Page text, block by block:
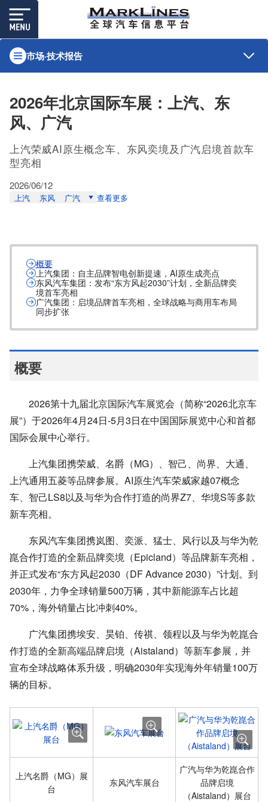
市场·技术报告
2026年北京国际车展：上汽、东
风、广汽
上汽荣威AI原生概念车、东风奕境及广汽启境首款车
型亮相
2026/06/12
上汽 东风 广汽 查看更多
概要
上汽集团：自主品牌智电创新提速，AI原生成亮点
东风汽车集团：发布“东方风起2030”计划，全新品牌奕
境首车亮相
广汽集团：启境品牌首车亮相，全球战略与商用车布局
同步扩张
概要
2026第十九届北京国际汽车展览会（简称“2026北京车
展”）于2026年4月24日-5月3日在中国国际展览中心和首都
国际会展中心举行。
上汽集团携荣威、名爵（MG）、智己、尚界、大通、
上汽通用五菱等品牌参展。AI原生汽车荣威家越07概念
车、智己LS8以及与华为合作打造的尚界Z7、华境S等多款
新车亮相。
东风汽车集团携岚图、奕派、猛士、风行以及与华为乾
崑合作打造的全新品牌奕境（Epicland）等品牌新车亮相，
并正式发布“东方风起2030（DF Advance 2030）”计划。到
2030年，力争全球销量500万辆，其中新能源车占比超
70%，海外销量占比冲刺40%。
广汽集团携埃安、昊铂、传祺、领程以及与华为乾崑合
作打造的全新高端品牌启境（Aistaland）等新车参展，并
宣布全球战略体系升级，明确2030年实现海外年销量100万
辆的目标。
上汽名爵（MG）展
台
东风汽车展台
广汽与华为乾崑合作
品牌启境
（Aistaland）展台